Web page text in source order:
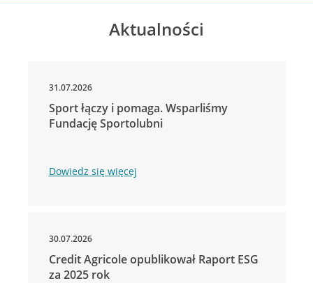
Aktualności
31.07.2026
Sport łączy i pomaga. Wsparliśmy
Fundację Sportolubni
Dowiedz się więcej
30.07.2026
Credit Agricole opublikował Raport ESG
za 2025 rok